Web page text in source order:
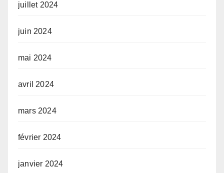
juillet 2024
juin 2024
mai 2024
avril 2024
mars 2024
février 2024
janvier 2024